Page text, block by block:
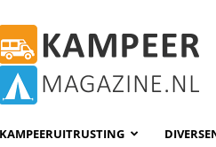
KampeerMagazine
KAMPEERUITRUSTING